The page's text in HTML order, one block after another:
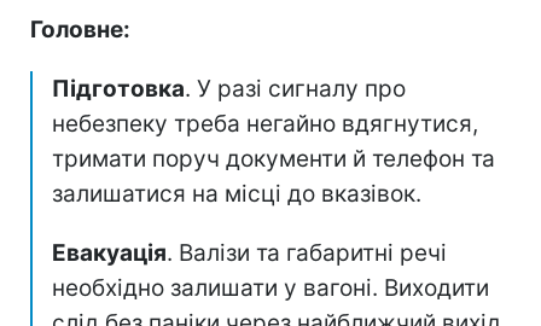
Головне:
Підготовка. У разі сигналу про
небезпеку треба негайно вдягнутися,
тримати поруч документи й телефон та
залишатися на місці до вказівок.
Евакуація. Валізи та габаритні речі
необхідно залишати у вагоні. Виходити